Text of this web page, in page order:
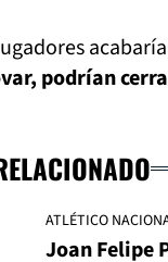
podrían
ATLÉTICO
Joan Felipe